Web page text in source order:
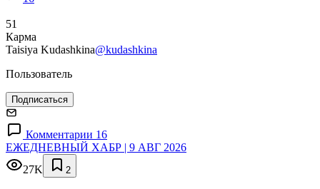
51
Карма
Taisiya Kudashkina@kudashkina
Пользователь
Подписаться
Комментарии 16
ЕЖЕДНЕВНЫЙ ХАБР | 9 АВГ 2026
27K
2